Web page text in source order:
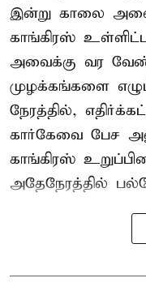
இன்று காலை அவை
காங்கிரஸ்
அவைக்கு வர
முழக்கங்களை
நேரத்தில்,
கார்கேவை பேச
காங்கிரஸ்
அதேநேரத்தில்